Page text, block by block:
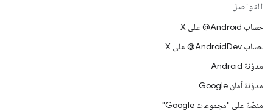
التواصل
حساب ‎@Android على X
حساب ‎@AndroidDev على X
مدوّنة Android
مدوّنة أمان Google
منصّة على "مجموعات Google"